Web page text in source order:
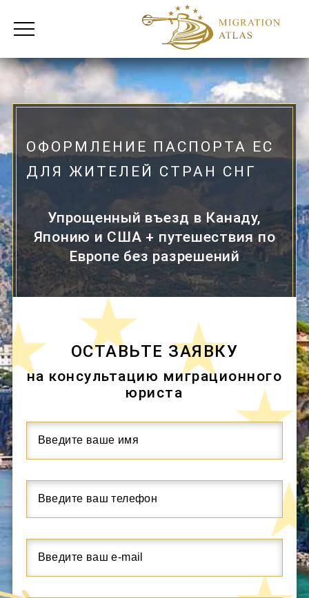
ОФОРМЛЕНИЕ ПАСПОРТА ЕС
ДЛЯ ЖИТЕЛЕЙ СТРАН СНГ
Упрощенный въезд в Канаду,
Японию и США + путешествия по
Европе без разрешений
ОСТАВЬТЕ ЗАЯВКУ
на консультацию миграционного
юриста